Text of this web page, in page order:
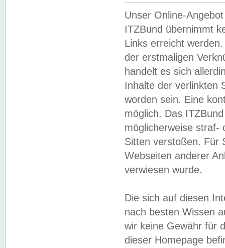
Unser Online-
ITZBund übernimmt
Links erreicht
der erstmaligen
handelt es sich
Inhalte der verlinkten
worden sein. Eine
möglich. Das
möglicherweise straf-
Sitten verstoßen. Für
Webseiten anderer
verwiesen wurde.
Die sich auf diesen
nach besten Wissen
wir keine Gewähr für
dieser Homepage